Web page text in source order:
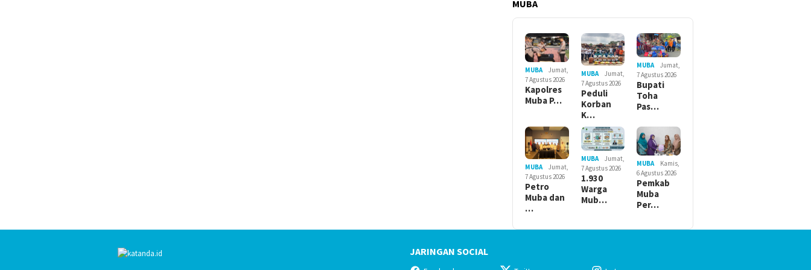
MUBA
MUBA
Jumat,
7 Agustus 2026
Kapolres
Muba P…
MUBA
Jumat,
7 Agustus 2026
Peduli
Korban
K…
MUBA
Jumat,
7 Agustus 2026
Bupati
Toha
Pas…
MUBA
Jumat,
7 Agustus 2026
Petro
Muba dan
…
MUBA
Jumat,
7 Agustus 2026
1.930
Warga
Mub…
MUBA
Kamis,
6 Agustus 2026
Pemkab
Muba
Per…
JARINGAN SOCIAL